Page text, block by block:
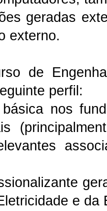
geradas
externo.
de
perfil:
nos
e da